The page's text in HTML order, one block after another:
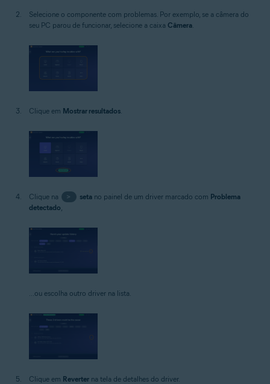
Selecione o componente com problemas. Por exemplo, se a câmera do
seu PC parou de funcionar, selecione a caixa Câmera.
Clique em Mostrar resultados
Clique na > setano painel de um driver marcado com Problema
detectado
...ou escolha outro driver na lista.
Clique em Reverter na tela de detalhes do driver.